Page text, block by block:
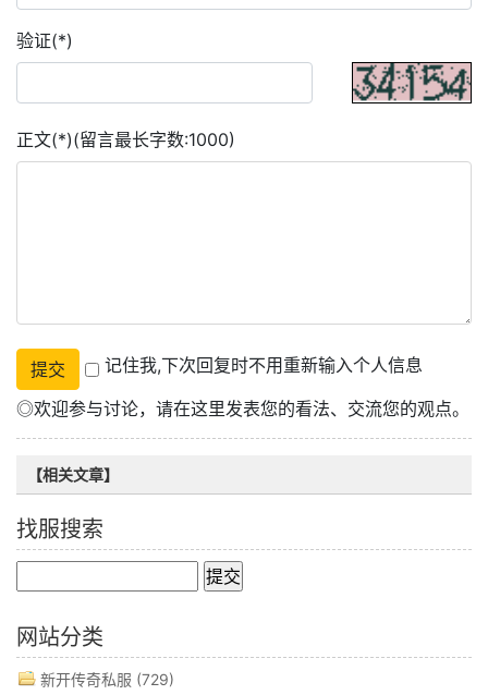
验证(*)
正文(*)(留言最长字数:1000)
记住我,下次回复时不用重新输入个人信息
◎欢迎参与讨论，请在这里发表您的看法、交流您的观点。
【相关文章】
找服搜索
网站分类
新开传奇私服 (729)